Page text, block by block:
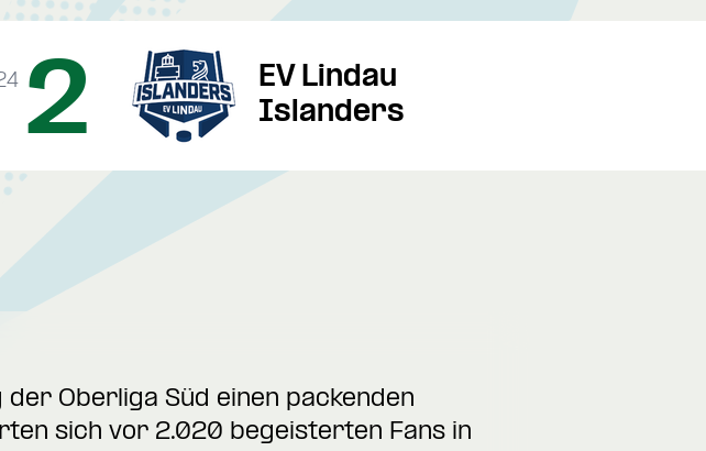
EV Lindau
Islanders
2
Oberliga Süd einen packenden
sich vor 2.020 begeisterten Fans in